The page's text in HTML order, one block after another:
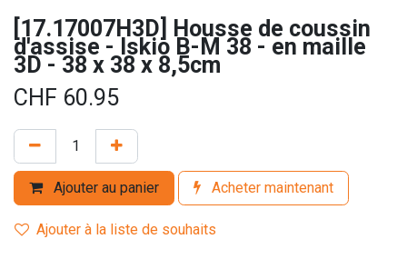
[17.17007H3D] Housse de coussin
d'assise - Iskio B-M 38 - en maille
3D - 38 x 38 x 8,5cm
CHF 60.95
Ajouter au panier Acheter maintenant
Ajouter à la liste de souhaits